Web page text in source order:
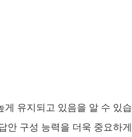
게 유지되고 있음을 알 수 있습
안 구성 능력을 더욱 중요하게